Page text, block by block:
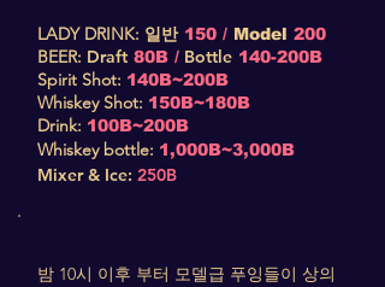
LADY DRINK: 일반150 / Model 200
BEER: Draft 80B / Bottle 140-200B
Spirit Shot: 140B~200B
Whiskey Shot: 150B~180B
Drink: 100B~200B
Whiskey bottle: 1,000B~3,000B
Mixer & Ice: 250B
밤 10시 이후 부터 모델급 푸잉들이 상의